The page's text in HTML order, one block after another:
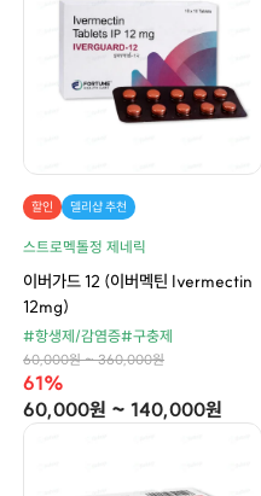
할인 델리샵 추천
스트로멕톨정 제네릭
이버가드 12 (이버멕틴 Ivermectin
12mg)
#항생제/감염증#구충제
60,000원 ~ 360,000원
61%
60,000원 ~ 140,000원